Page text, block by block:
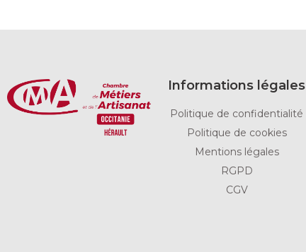
Informations légales
Politique de confidentialité
Politique de cookies
Mentions légales
RGPD
CGV